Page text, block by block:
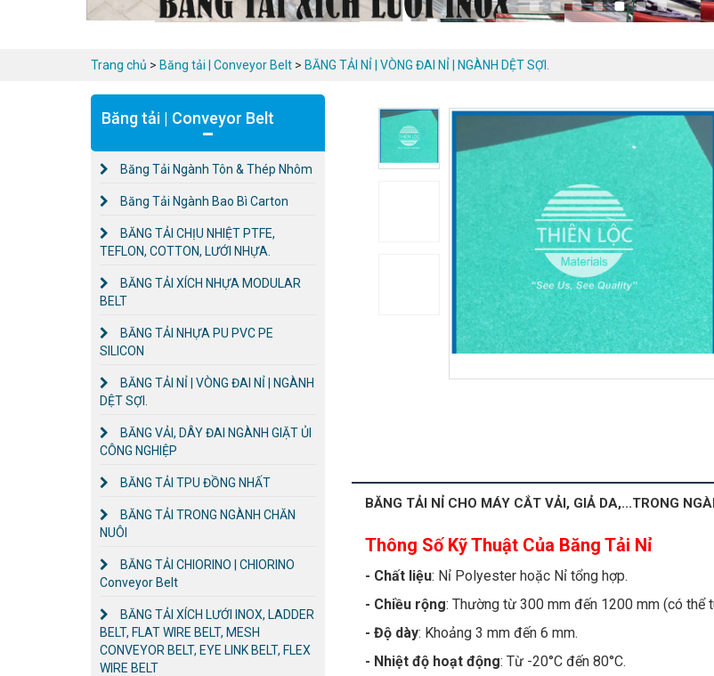
Trang chủ > Băng tải | Conveyor Belt > BĂNG TẢI NỈ | VÒNG ĐAI NỈ | NGÀNH DỆT SỢI.
Băng tải | Conveyor Belt
Băng Tải Ngành Tôn & Thép Nhôm
Băng Tải Ngành Bao Bì Carton
BĂNG TẢI CHỊU NHIỆT PTFE,
TEFLON, COTTON, LƯỚI NHỰA.
BĂNG TẢI XÍCH NHỰA MODULAR
BELT
BĂNG TẢI NHỰA PU PVC PE
SILICON
BĂNG TẢI NỈ | VÒNG ĐAI NỈ | NGÀNH
DỆT SỢI.
BĂNG VẢI, DÂY ĐAI NGÀNH GIẶT ỦI
CÔNG NGHIỆP
BĂNG TẢI TPU ĐỒNG NHẤT
BĂNG TẢI TRONG NGÀNH CHĂN
NUÔI
BĂNG TẢI CHIORINO | CHIORINO
Conveyor Belt
BĂNG TẢI XÍCH LƯỚI INOX, LADDER
BELT, FLAT WIRE BELT, MESH
CONVEYOR BELT, EYE LINK BELT, FLEX
WIRE BELT
BĂNG TẢI NỈ CHO MÁY CẮT VẢI, GIẢ DA,...TRONG
Thông Số Kỹ Thuật Của Băng Tải Nỉ
- Chất liệu: Nỉ Polyester hoặc Nỉ tổng hợp.
- Chiều rộng: Thường từ 300 mm đến 1200 mm (có thể
- Độ dày: Khoảng 3 mm đến 6 mm.
- Nhiệt độ hoạt động: Từ -20°C đến 80°C.